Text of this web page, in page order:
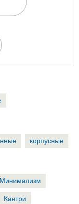
корпусные
Минимализм
Кантри